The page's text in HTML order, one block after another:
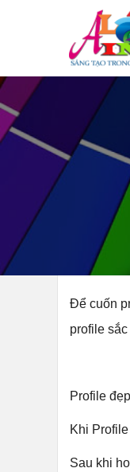
Để cuốn
profile
Profile
Khi
Sau khi